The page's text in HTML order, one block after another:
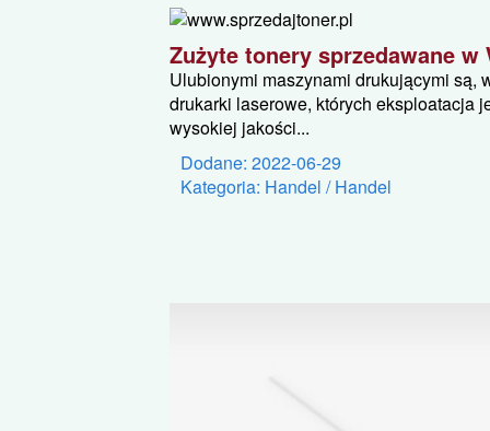
Zużyte tonery sprzedawane w
Ulubionymi maszynami drukującymi są,
drukarki laserowe, których eksploatacja
wysokiej jakości...
Dodane: 2022-06-29
Kategoria: Handel / Handel